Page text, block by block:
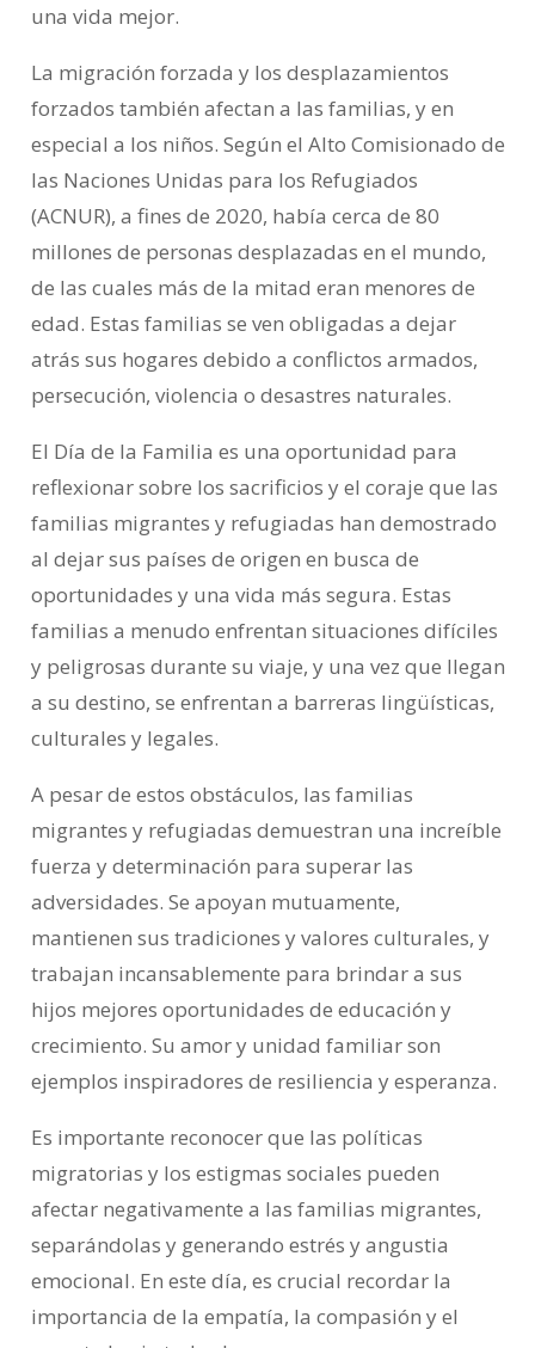
una vida mejor.
La migración forzada y los desplazamientos
forzados también afectan a las familias, y en
especial a los niños. Según el Alto Comisionado de
las Naciones Unidas para los Refugiados
(ACNUR), a fines de 2020, había cerca de 80
millones de personas desplazadas en el mundo,
de las cuales más de la mitad eran menores de
edad. Estas familias se ven obligadas a dejar
atrás sus hogares debido a conflictos armados,
persecución, violencia o desastres naturales.
El Día de la Familia es una oportunidad para
reflexionar sobre los sacrificios y el coraje que las
familias migrantes y refugiadas han demostrado
al dejar sus países de origen en busca de
oportunidades y una vida más segura. Estas
familias a menudo enfrentan situaciones difíciles
y peligrosas durante su viaje, y una vez que llegan
a su destino, se enfrentan a barreras lingüísticas,
culturales y legales.
A pesar de estos obstáculos, las familias
migrantes y refugiadas demuestran una increíble
fuerza y determinación para superar las
adversidades. Se apoyan mutuamente,
mantienen sus tradiciones y valores culturales, y
trabajan incansablemente para brindar a sus
hijos mejores oportunidades de educación y
crecimiento. Su amor y unidad familiar son
ejemplos inspiradores de resiliencia y esperanza.
Es importante reconocer que las políticas
migratorias y los estigmas sociales pueden
afectar negativamente a las familias migrantes,
separándolas y generando estrés y angustia
emocional. En este día, es crucial recordar la
importancia de la empatía, la compasión y el